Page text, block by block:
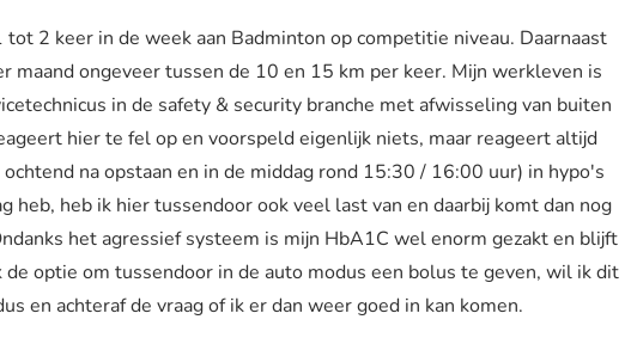
2 keer in de week aan Badminton op competitie niveau. Daarnaast
maand ongeveer tussen de 10 en 15 km per keer. Mijn werkleven is
in de safety & security branche met afwisseling van buiten
hier te fel op en voorspeld eigenlijk niets, maar reageert altijd
na opstaan en in de middag rond 15:30 / 16:00 uur) in hypo's
heb, heb ik hier tussendoor ook veel last van en daarbij komt dan nog
het agressief systeem is mijn HbA1C wel enorm gezakt en blijft
optie om tussendoor in de auto modus een bolus te geven, wil ik dit
en achteraf de vraag of ik er dan weer goed in kan komen.